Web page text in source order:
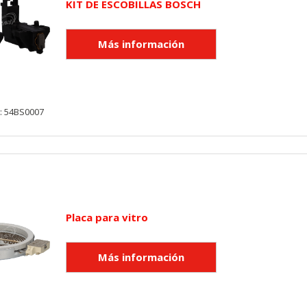
KIT DE ESCOBILLAS BOSCH
54BS0007
Placa para vitro